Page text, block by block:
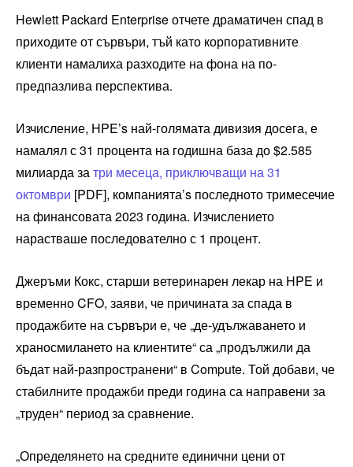
Hewlett Packard Enterprise отчете драматичен спад в
приходите от сървъри, тъй като корпоративните
клиенти намалиха разходите на фона на по-
предпазлива перспектива.
Изчисление, HPE’s най-голямата дивизия досега, е
намалял с 31 процента на годишна база до $2.585
милиарда затри месеца, приключващи на 31
октомври [PDF], компанията’s последното тримесечие
на финансовата 2023 година. Изчислението
нарастваше последователно с 1 процент.
Джеръми Кокс, старши ветеринарен лекар на HPE и
временно CFO, заяви, че причината за спада в
продажбите на сървъри е, че „де-удължаването и
храносмилането на клиентите“ са „продължили да
бъдат най-разпространени“ в Compute. Той добави, че
стабилните продажби преди година са направени за
„труден“ период за сравнение.
„Определянето на средните единични цени от